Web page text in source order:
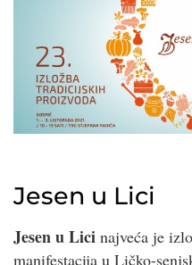
Jesen u Lici
Jesen u Lici najveća je
manifestacija u Ličko-